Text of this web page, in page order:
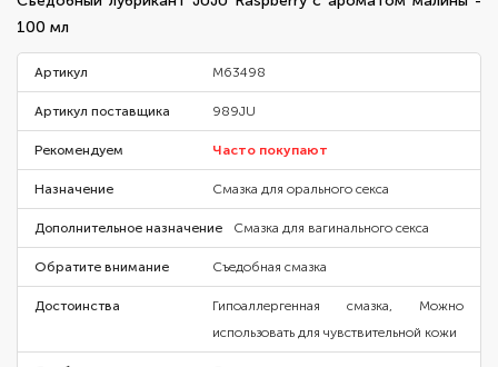
100 мл
Артикул M63498
Артикул поставщика 989JU
Рекомендуем Часто покупают
Назначение Смазка для орального секса
Дополнительное назначение Смазка для вагинального секса
Обратите внимание Съедобная смазка
Достоинства
Гипоаллергенная смазка, Можно
использовать для чувствительной кожи